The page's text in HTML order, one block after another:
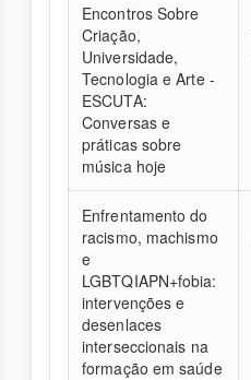
Encontros Sobre
Criação,
Universidade,
Tecnologia e Arte -
ESCUTA:
Conversas e
práticas sobre
música hoje
Enfrentamento do
racismo, machismo
e
LGBTQIAPN+fobia:
intervenções e
desenlaces
interseccionais na
formação em saúde